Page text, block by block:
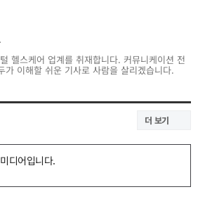
헬스케어 업계를 취재합니다. 커뮤니케이션 전
가 이해할 쉬운 기사로 사람을 살리겠습니다.
더 보기